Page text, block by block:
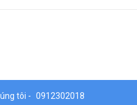
tôi - 0912302018